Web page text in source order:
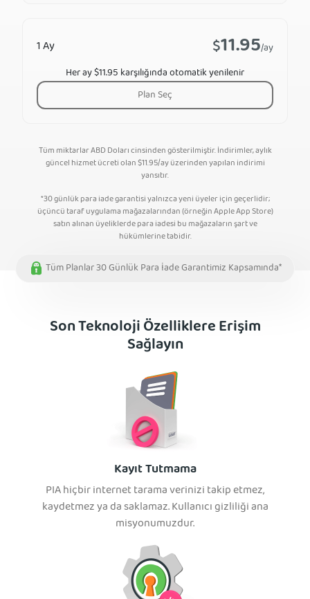
1 Ay $11.95/ay
Her ay $11.95 karşılığında otomatik yenilenir
Plan Seç
Tüm miktarlar ABD Doları cinsinden gösterilmiştir. İndirimler, aylık
güncel hizmet ücreti olan$11.95/ay üzerinden yapılan indirimi
yansıtır.
*30 günlük para iade garantisi yalnızca yeni üyeler için geçerlidir;
üçüncü taraf uygulama mağazalarından (örneğin Apple App Store)
satın alınan üyeliklerde para iadesi bu mağazaların şart ve
hükümlerine tabidir.
Tüm Planlar 30 Günlük Para İade Garantimiz Kapsamında*
Son Teknoloji Özelliklere Erişim
Sağlayın
Kayıt Tutmama
PIA hiçbir internet tarama verinizi takip etmez,
kaydetmez ya da saklamaz. Kullanıcı gizliliği ana
misyonumuzdur.